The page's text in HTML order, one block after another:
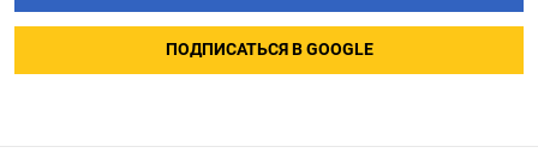
ПОДПИСАТЬСЯ В GOOGLE